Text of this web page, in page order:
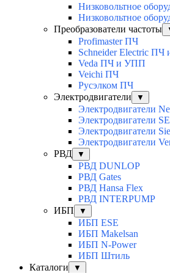
Низковольтное
Низковольтное
Преобразователи частоты
Profimaster ПЧ
Schneider Electric
Veda ПЧ и УПП
Veichi ПЧ
Русэлком ПЧ
Электродвигатели
▼
Электродвигатели
Электродвигатели
Электродвигатели
Электродвигатели
РВД
▼
РВД DUNLOP
РВД Gates
РВД Hansa Flex
РВД INTERPUMP
ИБП
▼
ИБП ESE
ИБП Makelsan
ИБП N-Power
ИБП Штиль
Каталоги
▼